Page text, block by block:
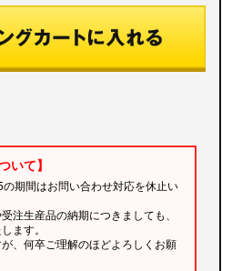
いて】
期間はお問い合わせ対応を休止い
注生産品の納期につきましても、
ます。
、何卒ご理解のほどよろしくお願